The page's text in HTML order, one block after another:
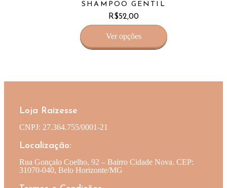
SHAMPOO GENTIL
R$52,00
Ver opções
Loja Raizesse
CNPJ: 27.364.755/0001-21
Localização:
Rua Gonçalo Coelho, 92 – Bairro Cidade Nova. CEP:
31070-040, Belo Horizonte/MG